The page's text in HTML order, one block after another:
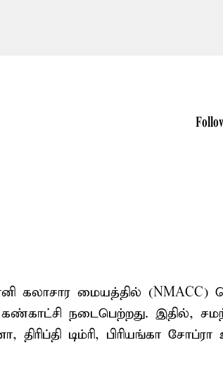
கலாசார மையத்தில் (NMACC)
நடைபெற்றது. இதில்,
டிம்ரி, பிரியங்கா